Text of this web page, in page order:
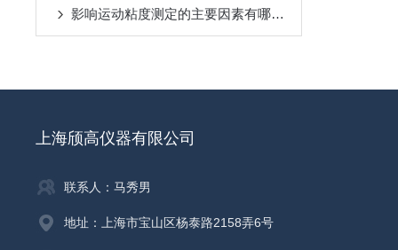
影响运动粘度测定的主要因素有哪些?
上海颀高仪器有限公司
联系人：马秀男
地址：上海市宝山区杨泰路2158弄6号